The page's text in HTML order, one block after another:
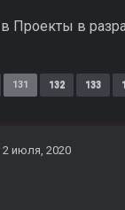
в Проекты в
131 132 133
2 июля, 2020